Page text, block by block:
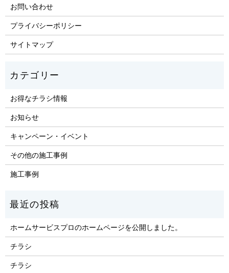
お問い合わせ
プライバシーポリシー
サイトマップ
お得なチラシ情報
お知らせ
キャンペーン・イベント
その他の施工事例
施工事例
ホームサービスプロのホームページを公開しました。
チラシ
チラシ